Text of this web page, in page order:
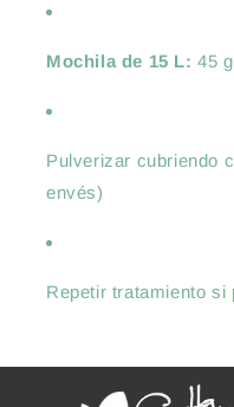
Mochila de 15 L: 45
Pulverizar cubriendo
envés)
Repetir tratamiento si